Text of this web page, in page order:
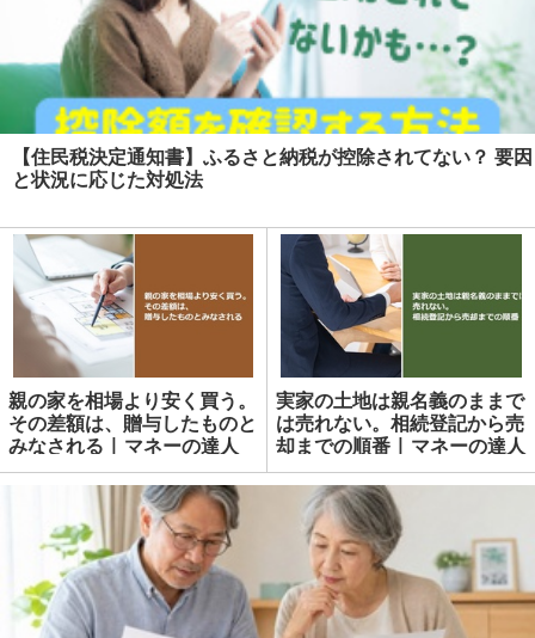
【住民税決定通知書】ふるさと納税が控除されてない？ 要因
と状況に応じた対処法
親の家を相場より安く買う。
その差額は、贈与したものと
みなされる | マネーの達人
実家の土地は親名義のままで
は売れない。相続登記から売
却までの順番 | マネーの達人